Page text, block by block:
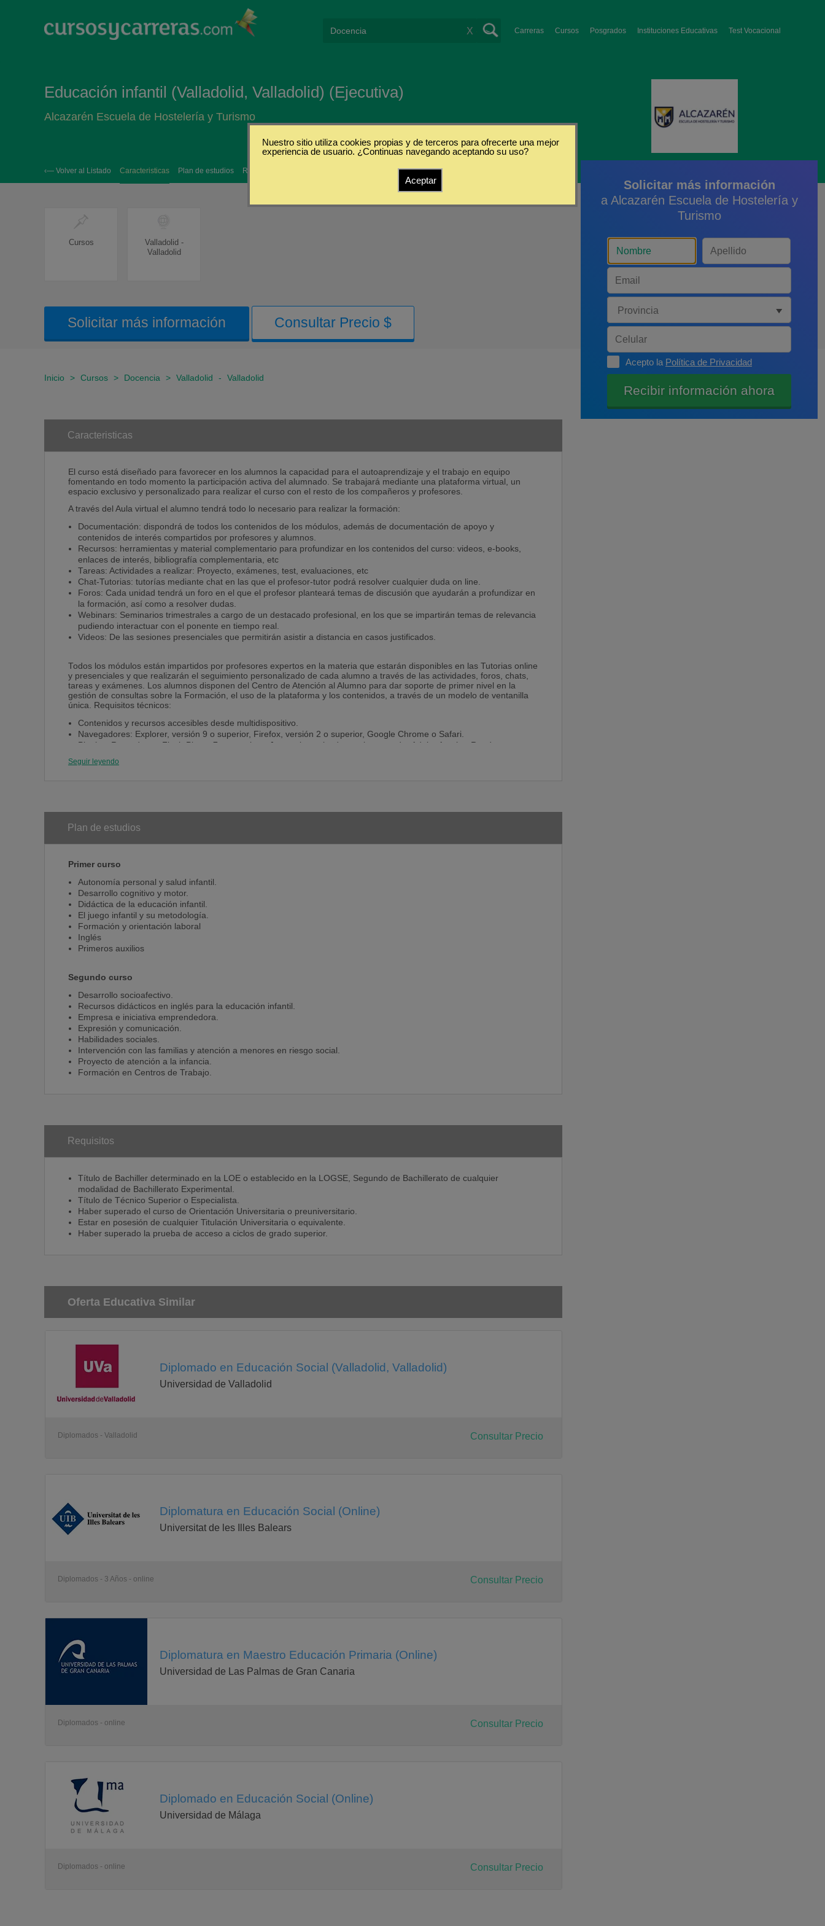
Carreras Cursos Posgrados Instituciones Educativas Test Vocacional
X
Educación infantil (Valladolid, Valladolid) (Ejecutiva)
Alcazarén Escuela de Hostelería y Turismo
‹— Volver al Listado Caracteristicas Plan de estudios Requisitos
Cursos
Valladolid -
Valladolid
Solicitar más información Consultar Precio $
Inicio > Cursos > Docencia > Valladolid - Valladolid
Caracteristicas
El curso está diseñado para favorecer en los alumnos la capacidad para el autoaprendizaje y el trabajo en equipo
fomentando en todo momento la participación activa del alumnado. Se trabajará mediante una plataforma virtual, un
espacio exclusivo y personalizado para realizar el curso con el resto de los compañeros y profesores.
A través del Aula virtual el alumno tendrá todo lo necesario para realizar la formación:
Documentación: dispondrá de todos los contenidos de los módulos, además de documentación de apoyo y
contenidos de interés compartidos por profesores y alumnos.
Recursos: herramientas y material complementario para profundizar en los contenidos del curso: videos, e-books,
enlaces de interés, bibliografía complementaria, etc
Tareas: Actividades a realizar: Proyecto, exámenes, test, evaluaciones, etc
Chat-Tutorias: tutorías mediante chat en las que el profesor-tutor podrá resolver cualquier duda on line.
Foros: Cada unidad tendrá un foro en el que el profesor planteará temas de discusión que ayudarán a profundizar en
la formación, así como a resolver dudas.
Webinars: Seminarios trimestrales a cargo de un destacado profesional, en los que se impartirán temas de relevancia
pudiendo interactuar con el ponente en tiempo real.
Videos: De las sesiones presenciales que permitirán asistir a distancia en casos justificados.
Todos los módulos están impartidos por profesores expertos en la materia que estarán disponibles en las Tutorias online
y presenciales y que realizarán el seguimiento personalizado de cada alumno a través de las actividades, foros, chats,
tareas y exámenes. Los alumnos disponen del Centro de Atención al Alumno para dar soporte de primer nivel en la
gestión de consultas sobre la Formación, el uso de la plataforma y los contenidos, a través de un modelo de ventanilla
única. Requisitos técnicos:
Contenidos y recursos accesibles desde multidispositivo.
Navegadores: Explorer, versión 9 o superior, Firefox, versión 2 o superior, Google Chrome o Safari.
Plugins: Reproductor Flash Player 7 o superior o Javascript activado en el navegador Adobe Acrobat Reader
Seguir leyendo
Plan de estudios
Primer curso
Autonomía personal y salud infantil.
Desarrollo cognitivo y motor.
Didáctica de la educación infantil.
El juego infantil y su metodología.
Formación y orientación laboral
Inglés
Primeros auxilios
Segundo curso
Desarrollo socioafectivo.
Recursos didácticos en inglés para la educación infantil.
Empresa e iniciativa emprendedora.
Expresión y comunicación.
Habilidades sociales.
Intervención con las familias y atención a menores en riesgo social.
Proyecto de atención a la infancia.
Formación en Centros de Trabajo.
Requisitos
Título de Bachiller determinado en la LOE o establecido en la LOGSE, Segundo de Bachillerato de cualquier
modalidad de Bachillerato Experimental.
Título de Técnico Superior o Especialista.
Haber superado el curso de Orientación Universitaria o preuniversitario.
Estar en posesión de cualquier Titulación Universitaria o equivalente.
Haber superado la prueba de acceso a ciclos de grado superior.
Oferta Educativa Similar
Diplomado en Educación Social (Valladolid, Valladolid)
Universidad de Valladolid
Diplomados - Valladolid Consultar Precio
Diplomatura en Educación Social (Online)
Universitat de les Illes Balears
Diplomados - 3 Años - online Consultar Precio
Diplomatura en Maestro Educación Primaria (Online)
Universidad de Las Palmas de Gran Canaria
Diplomados - online Consultar Precio
Diplomado en Educación Social (Online)
Universidad de Málaga
Diplomados - online Consultar Precio
Solicitar más información
a Alcazarén Escuela de Hostelería y
Turismo
Acepto la Política de Privacidad
Nuestro sitio utiliza cookies propias y de terceros para ofrecerte una mejor
experiencia de usuario. ¿Continuas navegando aceptando su uso?
Aceptar